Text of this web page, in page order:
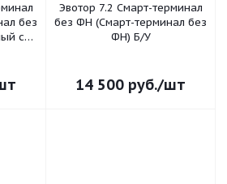
без
с
Эвотор 7.2 Смарт-терминал
без ФН (Смарт-терминал без
ФН) Б/У
14 500 руб./шт